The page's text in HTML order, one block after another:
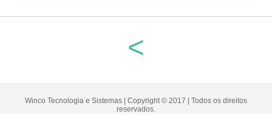
<
Winco Tecnologia e Sistemas | Copyright © 2017 | Todos os direitos
reservados.